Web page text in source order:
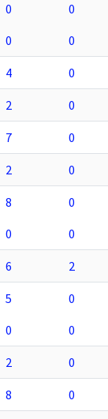
0 0
0 0
4 0
2 0
7 0
2 0
8 0
0 0
6 2
5 0
0 0
2 0
8 0